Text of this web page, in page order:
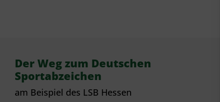
Der Weg zum Deutschen
Sportabzeichen
am Beispiel des LSB Hessen